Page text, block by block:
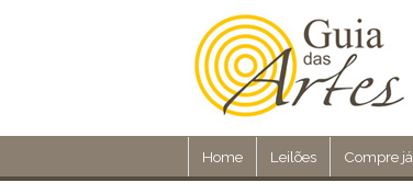
Home Leilões Compre já